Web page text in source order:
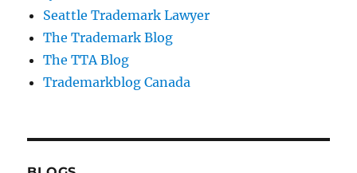
Seattle Trademark Lawyer
The Trademark Blog
The TTA Blog
Trademarkblog Canada